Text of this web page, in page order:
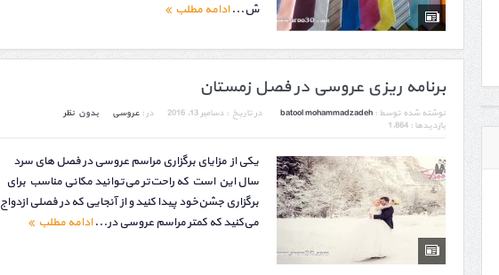
ش...ادامه مطلب
برنامه ریزی عروسی در فصل زمستان
نوشته شده توسط : batool mohammadzadeh در تاریخ : دسامبر 13, 2016 در : عروسی
بدون نظر
بازدیدها : 1,864
یکی از مزایای برگزاری مراسم عروسی در فصل های سرد
سال این است که راحت‌­­­­­تر می‌توانید مکانی مناسب برای
برگزاری جشن‌خود پیدا کنید و از آنجایی که در فصلی ازدواج
می‌کنید که کمتر مراسم عروسی در...ادامه مطلب